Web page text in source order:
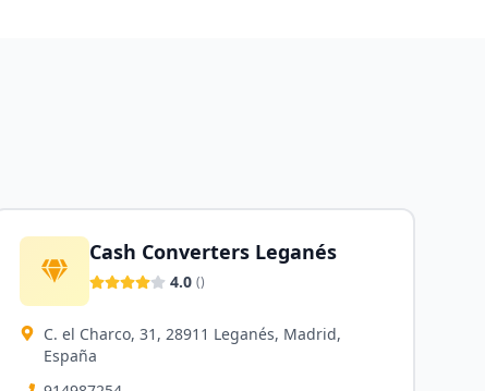
Cash Converters Leganés
4.0 ()
C. el Charco, 31, 28911 Leganés, Madrid,
España